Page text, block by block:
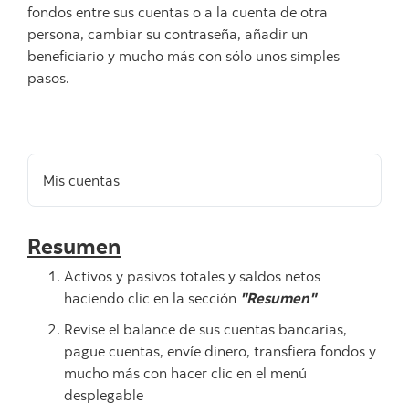
fondos entre sus cuentas o a la cuenta de otra
persona, cambiar su contraseña, añadir un
beneficiario y mucho más con sólo unos simples
pasos.
Mis cuentas
Resumen
Activos y pasivos totales y saldos netos
haciendo clic en la sección "Resumen"
Revise el balance de sus cuentas bancarias,
pague cuentas, envíe dinero, transfiera fondos y
mucho más con hacer clic en el menú
desplegable